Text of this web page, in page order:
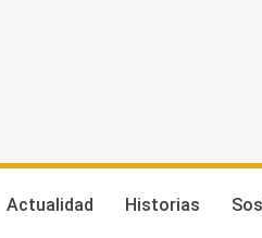
Actualidad Historias